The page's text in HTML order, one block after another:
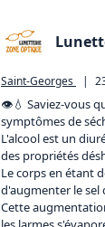
Saint-Georges |
👁️💧 Saviez-vous
symptômes de
L'alcool est un
des propriétés
Le corps en étant
d'augmenter le sel
Cette